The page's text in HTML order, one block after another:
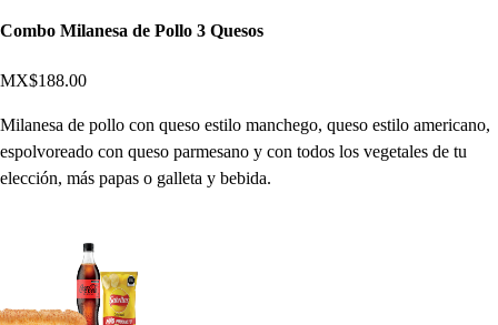
Combo Milanesa de Pollo 3 Quesos
MX$188.00
Milanesa de pollo con queso estilo manchego, queso estilo americano,
espolvoreado con queso parmesano y con todos los vegetales de tu
elección, más papas o galleta y bebida.